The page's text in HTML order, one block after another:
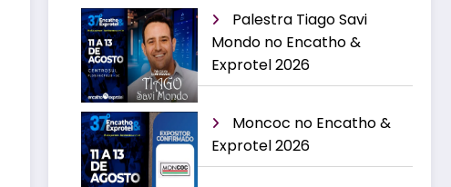
Palestra Tiago Savi
Mondo no Encatho &
Exprotel 2026
Moncoc no Encatho &
Exprotel 2026